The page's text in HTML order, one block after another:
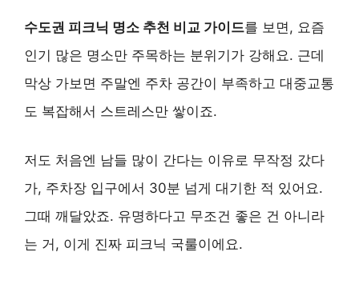
수도권 피크닉 명소 추천 비교 가이드를 보면, 요즘
인기 많은 명소만 주목하는 분위기가 강해요. 근데
막상 가보면 주말엔 주차 공간이 부족하고 대중교통
도 복잡해서 스트레스만 쌓이죠.
저도 처음엔 남들 많이 간다는 이유로 무작정 갔다
가, 주차장 입구에서 30분 넘게 대기한 적 있어요.
그때 깨달았죠. 유명하다고 무조건 좋은 건 아니라
는 거, 이게 진짜 피크닉 국룰이에요.